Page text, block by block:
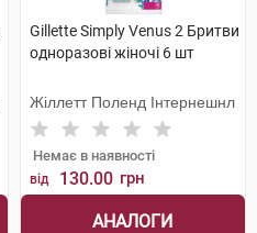
Gillette Simply Venus 2 Бритви
одноразові жіночі 6 шт
Жіллетт Поленд Інтернешнл
Немає в наявності
від 130.00 грн
АНАЛОГИ